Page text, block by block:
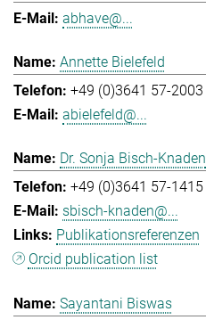
abhave@...
Annette Bielefeld
+49 (0)3641 57-2003
abielefeld@...
Dr. Sonja Bisch-Knaden
+49 (0)3641 57-1415
sbisch-knaden@...
Publikationsreferenzen
Orcid publication list
Sayantani Biswas